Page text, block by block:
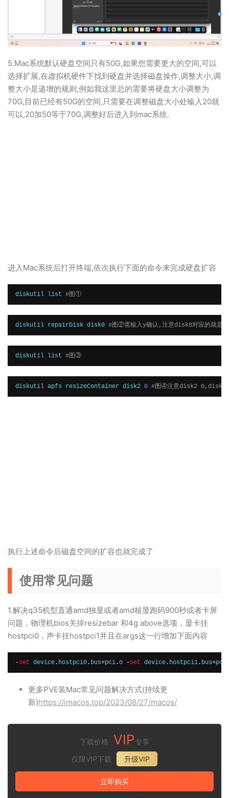
5.Mac系统默认硬盘空间只有50G,如果您需要更大的空间,可以
选择扩展,在虚拟机硬件下找到硬盘并选择磁盘操作,调整大小,调
整大小是递增的规则,例如我这里总的需要将硬盘大小调整为
70G,目前已经有50G的空间,只需要在调整磁盘大小处输入20就
可以,20加50等于70G,调整好后进入到mac系统.
进入Mac系统后打开终端,依次执行下面的命令来完成硬盘扩容
diskutil list #图①
diskutil repairDisk disk0 #图②需输入y确认,注意disk0对应的就是刚
diskutil list #图③
diskutil apfs resizeContainer disk2 0 #图④注意disk2 0,disk2对
执行上述命令后磁盘空间的扩容也就完成了
使用常见问题
1.解决q35机型直通amd独显或者amd核显跑码900秒或者卡屏
问题，物理机bios关掉resizebar 和4g above选项，显卡挂
hostpci0，声卡挂hostpci1并且在args这一行增加下面内容
-set device . hostpci0 . bus=pci .0 -set device . hostpci1 . bus=pci
更多PVE装Mac常见问题解决方式(持续更
新)https://imacos.top/2023/08/27/macos/
下载价格 VIP专享
仅限VIP下载
升级VIP
立即购买